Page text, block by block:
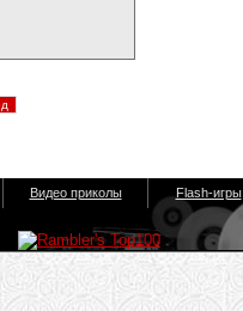
Видео приколы Flash-игры